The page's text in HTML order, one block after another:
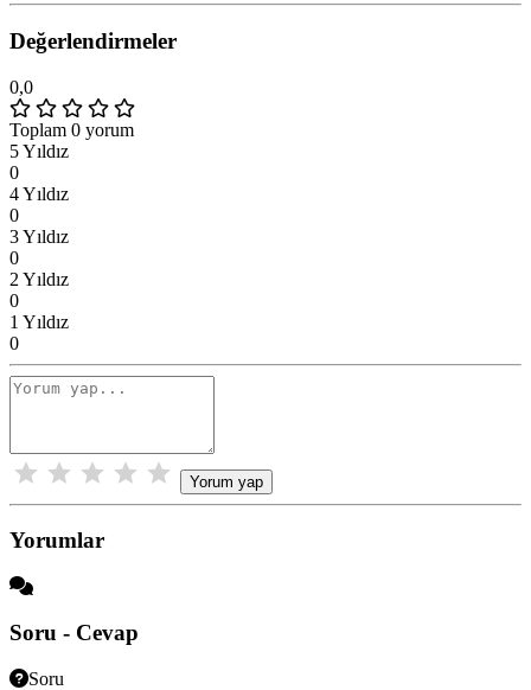
Değerlendirmeler
0,0
Toplam 0 yorum
5 Yıldız
0
4 Yıldız
0
3 Yıldız
0
2 Yıldız
0
1 Yıldız
0
Yorum yap
Yorumlar
Soru - Cevap
Soru